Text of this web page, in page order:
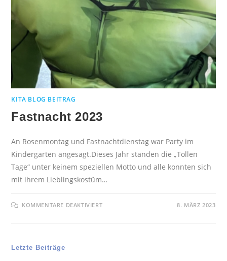
KITA BLOG BEITRAG
Fastnacht 2023
An Rosenmontag und Fastnachtdienstag war Party im
Kindergarten angesagt.Dieses Jahr standen die „Tollen
Tage“ unter keinem speziellen Motto und alle konnten sich
mit ihrem Lieblingskostüm…
KOMMENTARE DEAKTIVIERT 8. MÄRZ 2023
Letzte Beiträge